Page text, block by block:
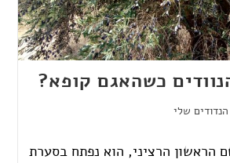
כשהאגם קופא?
שלי
הראשון הרציני, הוא נפתח בסערת